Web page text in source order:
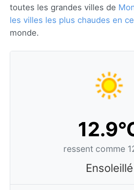
toutes les grandes villes de
les villes les plus chaudes en
monde.
ressent comme
Ensoleillé